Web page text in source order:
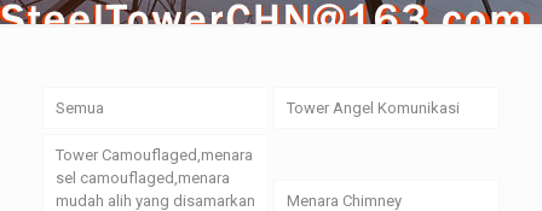
Semua Tower Angel Komunikasi
Tower Camouflaged,menara
sel camouflaged,menara
mudah alih yang disamarkan
Menara Chimney